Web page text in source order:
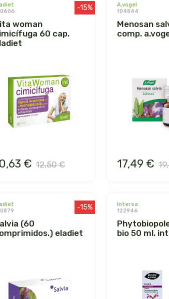
60 cap.
-15%
€ 12,50 €
a.vogel
104844
menosan salvia 30
comp.
17,49 €
eladiet
-15%
intersa
122946
phytobiopole salvia
bio 50 ml.